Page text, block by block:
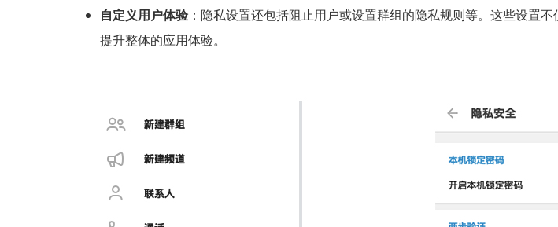
自定义用户体验 ：隐私设置还包括阻止用户或设置群组的隐私规则等。这些设置
提升整体的应用体验。